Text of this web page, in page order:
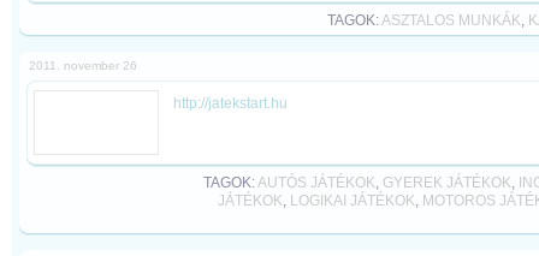
TAGOK:ASZTALOS MUNKÁK,
2011. november 26
http://jatekstart.hu
TAGOK:AUTÓS JÁTÉKOK, GYEREK JÁTÉKOK,
JÁTÉKOK, LOGIKAI JÁTÉKOK, MOTOROS